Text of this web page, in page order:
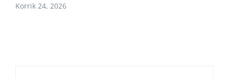
Korrik 24, 2026